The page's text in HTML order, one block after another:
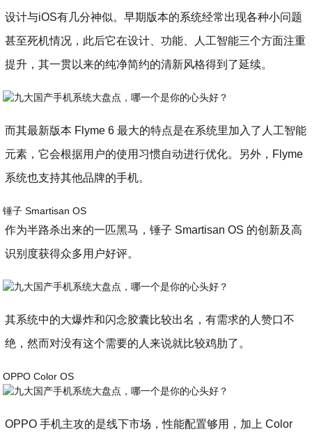
设计与iOS有几分神似。早期版本的系统经常出现各种小问题
甚至死机情况，此后它在设计、功能、人工智能三个方面注重
提升，其一贯以来的纯净简约的清新风格得到了延续。
而其最新版本 Flyme 6 最大的特点是在系统里加入了人工智能
元素，它会根据用户的使用习惯自动进行优化。另外，Flyme
系统也支持其他品牌的手机。
锤子 Smartisan OS
作为半路杀出来的一匹黑马，锤子 Smartisan OS 的创新及高
识别度获得众多用户好评。
其系统中的大爆炸和闪念胶囊比较出名，有需求的人赞口不
绝，然而对没有这个需要的人来说就比较鸡肋了。
OPPO Color OS
OPPO 手机主攻的是线下市场，性能配置够用，加上 Color